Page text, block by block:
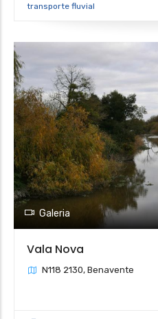
transporte fluvial
Galeria
Vala Nova
N118 2130, Benavente